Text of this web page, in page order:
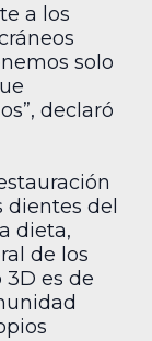
a los
solo
declaró
del
dieta,
de los
es de